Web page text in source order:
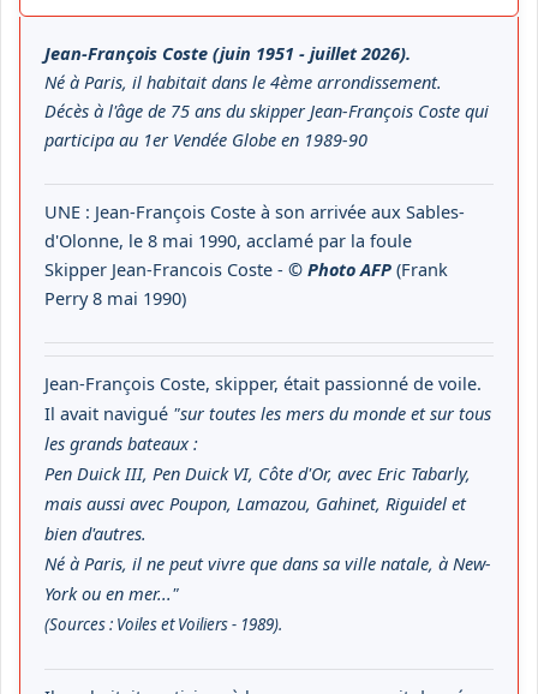
Jean-François Coste (juin 1951 - juillet 2026).
Né à Paris, il habitait dans le 4ème arrondissement.
Décès à l'âge de 75 ans du skipper Jean-François Coste qui
participa au 1er Vendée Globe en 1989-90
UNE : Jean-François Coste à son arrivée aux Sables-
d'Olonne, le 8 mai 1990, acclamé par la foule
Skipper Jean-Francois Coste - © Photo AFP (Frank
Perry 8 mai 1990)
Jean-François Coste, skipper, était passionné de voile.
Il avait navigué "sur toutes les mers du monde et sur tous
les grands bateaux :
Pen Duick III, Pen Duick VI, Côte d'Or, avec Eric Tabarly,
mais aussi avec Poupon, Lamazou, Gahinet, Riguidel et
bien d'autres.
Né à Paris, il ne peut vivre que dans sa ville natale, à New-
York ou en mer..."
(Sources : Voiles et Voiliers - 1989).